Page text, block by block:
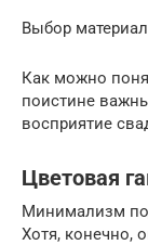
Выбор
Как можно
поистине
восприятие
Цветовая
Минимализм
Хотя, конечно,